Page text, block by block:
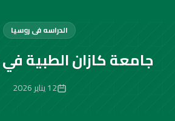
الدراسه فى روسيا
جامعة كازان الطبية في
12 يناير 2026